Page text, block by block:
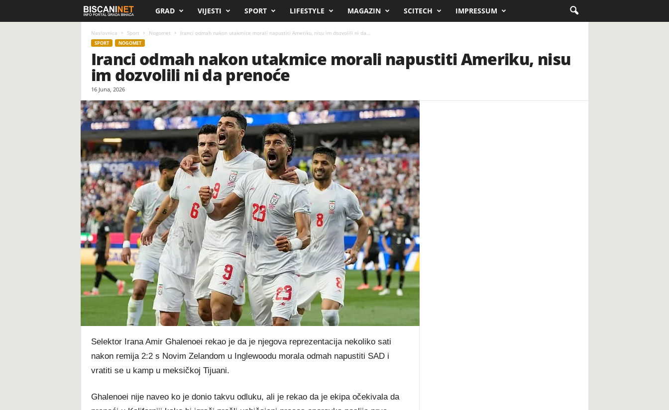
c
n
i
.
n
e
t
GRAD VIJESTI SPORT LIFESTYLE MAGAZIN SCITECH IMPRESSUM
Naslovnica Sport Nogomet Iranci odmah nakon utakmice morali napustiti Ameriku, nisu im dozvolili ni da...
SPORT NOGOMET
Iranci odmah nakon utakmice morali napustiti Ameriku, nisu
im dozvolili ni da prenoće
16 Juna, 2026
Selektor Irana Amir Ghalenoei rekao je da je njegova reprezentacija nekoliko sati
nakon remija 2:2 s Novim Zelandom u Inglewoodu morala odmah napustiti SAD i
vratiti se u kamp u meksičkoj Tijuani.
Ghalenoei nije naveo ko je donio takvu odluku, ali je rekao da je ekipa očekivala da